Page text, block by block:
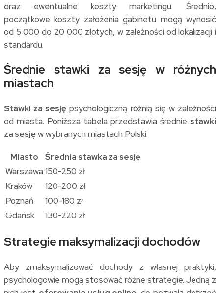
oraz ewentualne koszty marketingu. Średnio,
początkowe koszty założenia gabinetu mogą wynosić
od 5 000 do 20 000 złotych, w zależności od lokalizacji i
standardu.
Średnie stawki za sesję w różnych
miastach
Stawki za sesję psychologiczną różnią się w zależności
od miasta. Poniższa tabela przedstawia średnie stawki
za sesjęw wybranych miastach Polski.
Miasto
Średnia stawka za sesję
Warszawa 150-250 zł
Kraków
120-200 zł
Poznań
100-180 zł
Gdańsk
130-220 zł
Strategie maksymalizacji dochodów
Aby zmaksymalizować dochody z własnej praktyki,
psychologowie mogą stosować różne strategie. Jedną z